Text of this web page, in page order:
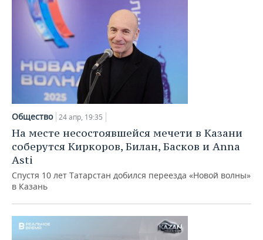
Общество 24 апр, 19:35
На месте несостоявшейся мечети в Казани
соберутся Киркоров, Билан, Басков и Anna
Asti
Спустя 10 лет Татарстан добился переезда «Новой волны»
в Казань